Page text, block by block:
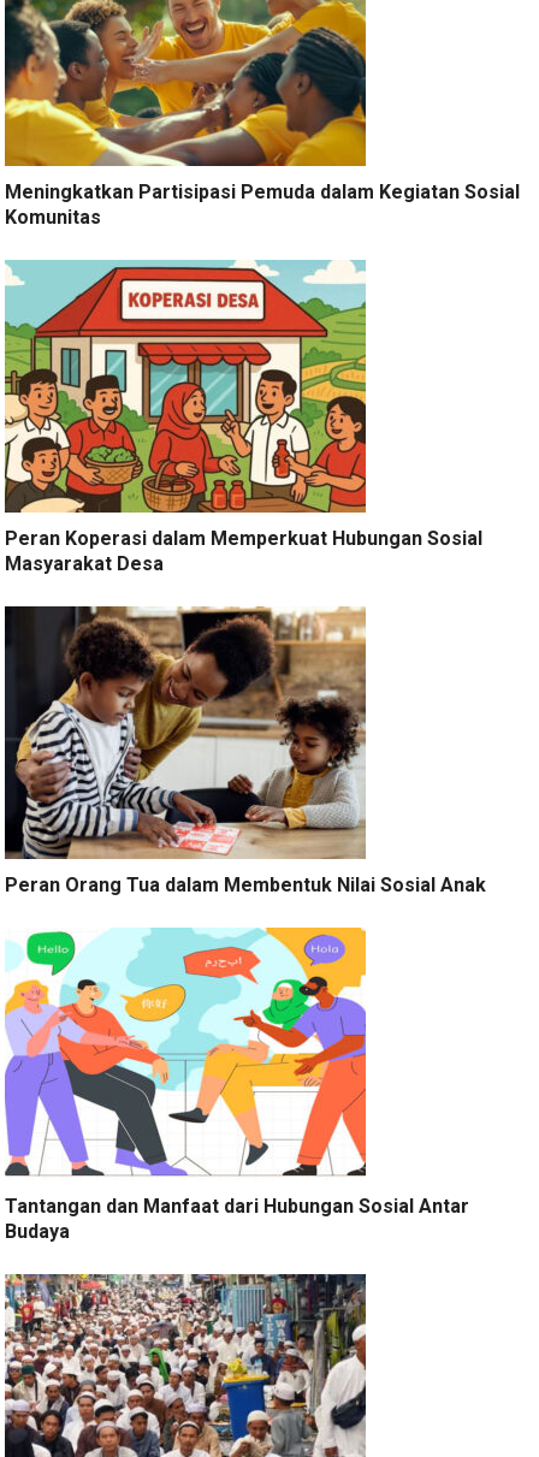
Meningkatkan Partisipasi Pemuda dalam Kegiatan Sosial
Komunitas
Peran Koperasi dalam Memperkuat Hubungan Sosial
Masyarakat Desa
Peran Orang Tua dalam Membentuk Nilai Sosial Anak
Tantangan dan Manfaat dari Hubungan Sosial Antar
Budaya